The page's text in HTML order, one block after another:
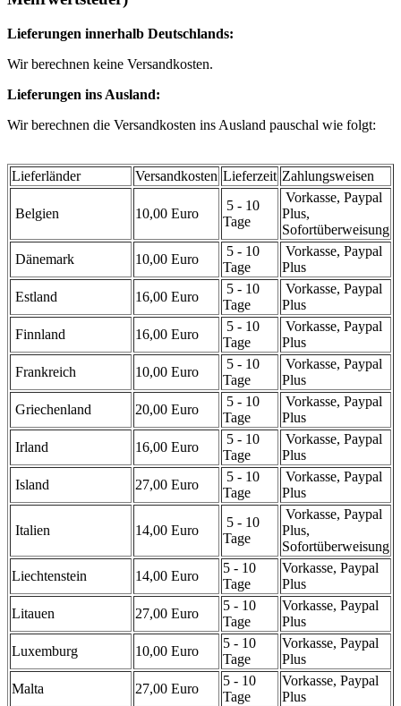
Lieferungen innerhalb Deutschlands:
Wir berechnen keine Versandkosten.
Lieferungen ins Ausland:
Wir berechnen die Versandkosten ins Ausland pauschal wie folgt:
Lieferländer Versandkosten Lieferzeit Zahlungsweisen
Belgien 10,00 Euro
5 - 10
Tage
Vorkasse, Paypal
Plus,
Sofortüberweisung
Dänemark
10,00 Euro
5 - 10
Tage
Vorkasse, Paypal
Plus
Estland
16,00 Euro
5 - 10
Tage
Vorkasse, Paypal
Plus
Finnland
16,00 Euro
5 - 10
Tage
Vorkasse, Paypal
Plus
Frankreich
10,00 Euro
5 - 10
Tage
Vorkasse, Paypal
Plus
Griechenland
20,00 Euro
5 - 10
Tage
Vorkasse, Paypal
Plus
Irland
16,00 Euro
5 - 10
Tage
Vorkasse, Paypal
Plus
Island
27,00 Euro
5 - 10
Tage
Vorkasse, Paypal
Plus
Italien 14,00 Euro
5 - 10
Tage
Vorkasse, Paypal
Plus,
Sofortüberweisung
Liechtenstein
14,00 Euro
5 - 10
Tage
Vorkasse, Paypal
Plus
Litauen
27,00 Euro
5 - 10
Tage
Vorkasse, Paypal
Plus
Luxemburg
10,00 Euro
5 - 10
Tage
Vorkasse, Paypal
Plus
Malta
27,00 Euro
5 - 10
Tage
Vorkasse, Paypal
Plus